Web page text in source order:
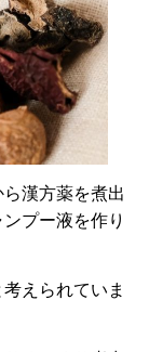
漢方薬を煮出
プー液を作り
えられていま